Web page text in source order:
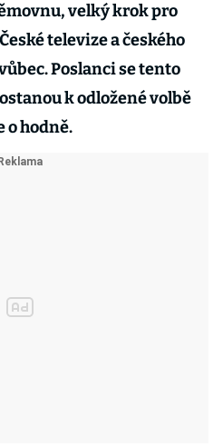
velký krok pro
televize a českého
Poslanci se tento
k odložené volbě
o hodně.